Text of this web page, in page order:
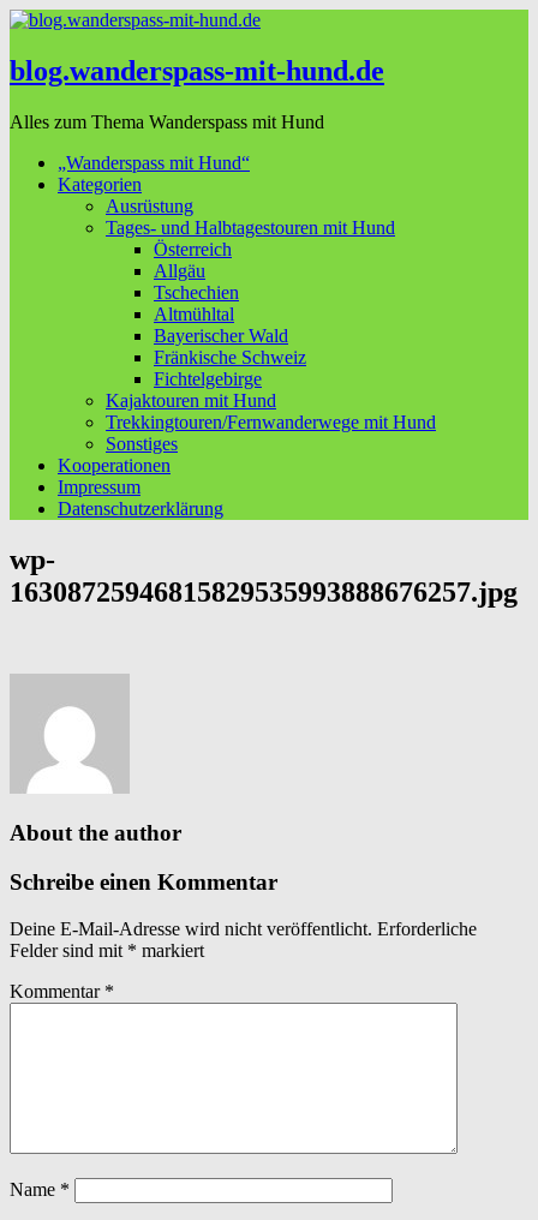
blog.wanderspass-mit-hund.de
Alles zum Thema Wanderspass mit Hund
„Wanderspass mit Hund“
Kategorien
Ausrüstung
Tages- und Halbtagestouren mit Hund
Österreich
Allgäu
Tschechien
Altmühltal
Bayerischer Wald
Fränkische Schweiz
Fichtelgebirge
Kajaktouren mit Hund
Trekkingtouren/Fernwanderwege mit Hund
Sonstiges
Kooperationen
Impressum
Datenschutzerklärung
wp-
16308725946815829535993888676257.jpg
About the author
Schreibe einen Kommentar
Deine E-Mail-Adresse wird nicht veröffentlicht. Erforderliche
Felder sind mit * markiert
Kommentar *
Name *